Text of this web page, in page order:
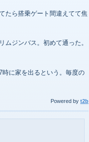
たら搭乗ゲート間違えてて焦
ジンバス。初めて通った。
に家を出るという。毎度の
Powered by t2b